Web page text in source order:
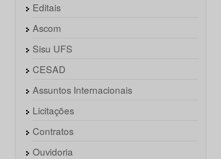
Editais
Ascom
Sisu UFS
CESAD
Assuntos Internacionais
Licitações
Contratos
Ouvidoria